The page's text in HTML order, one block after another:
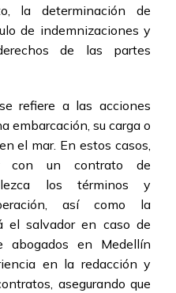
la determinación de
de indemnizaciones y
de las partes
refiere a las acciones
embarcación, su carga o
el mar. En estos casos,
con un contrato de
los términos y
así como la
el salvador en caso de
abogados en Medellín
en la redacción y
asegurando que